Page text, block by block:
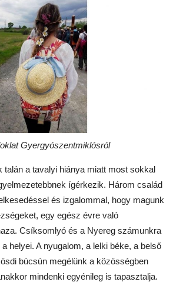
Gyergyószentmiklósról
talán a tavalyi hiánya miatt most sokkal
ígérkezik. Három család
és izgalommal, hogy magunk
egy egész évre való
Csíksomlyó és a Nyereg számunkra
helyei. A nyugalom, a lelki béke, a belső
búcsún megélünk a közösségben
mindenki egyénileg is tapasztalja.